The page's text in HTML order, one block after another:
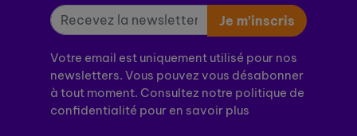
Je m’inscris
Votre email est uniquement utilisé pour nos
newsletters. Vous pouvez vous désabonner
à tout moment. Consultez notre politique de
confidentialité pour en savoir plus